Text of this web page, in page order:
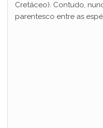
Cretáceo). Contudo,
parentesco entre as